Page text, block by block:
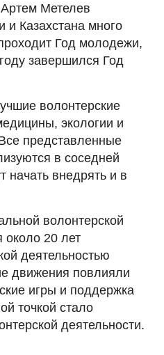
Метелев
и Казахстана много
Год молодежи,
завершился Год
волонтерские
экологии и
представленные
в соседней
начать внедрять и в
волонтерской
около 20 лет
деятельностью
движения повлияли
игры и поддержка
точкой стало
деятельности.